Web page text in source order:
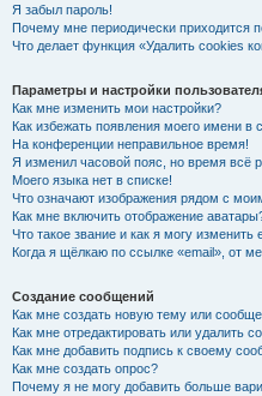
Я забыл пароль!
Почему мне периодически приходится
Что делает функция «Удалить cookies
Параметры и настройки
Как мне изменить мои настройки?
Как избежать появления моего имени в
На конференции неправильное время!
Я изменил часовой пояс, но время всё
Моего языка нет в списке!
Что означают изображения рядом с
Как мне включить отображение
Что такое звание и как я могу изменить
Когда я щёлкаю по ссылке «email», от
Создание сообщений
Как мне создать новую тему или
Как мне отредактировать или удалить
Как мне добавить подпись к своему
Как мне создать опрос?
Почему я не могу добавить больше